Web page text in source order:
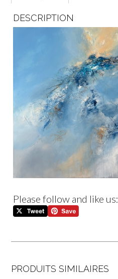
DESCRIPTION
Please follow and like us:
PRODUITS SIMILAIRES